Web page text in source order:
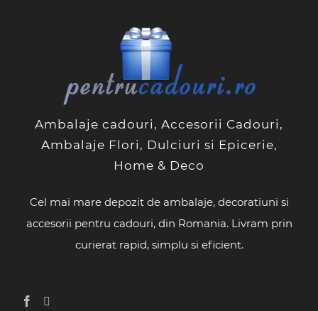
Ambalaje cadouri, Accesorii Cadouri,
Ambalaje Flori, Dulciuri si Epicerie,
Home & Deco
Cel mai mare depozit de ambalaje, decoratiuni si
accesorii pentru cadouri, din Romania. Livram prin
curierat rapid, simplu si eficient.